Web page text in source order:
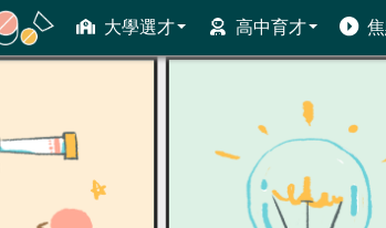
大學選才 高中育才